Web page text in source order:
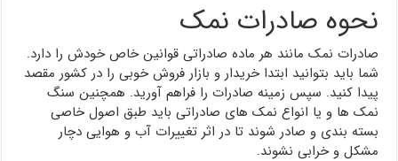
نحوه صادرات نمک
صادرات نمک مانند هر ماده صادراتی قوانین خاص خودش را دارد.
شما باید بتوانید ابتدا خریدار و بازار فروش خوبی را در کشور مقصد
پیدا کنید. سپس زمینه صادرات را فراهم آورید. همچنین سنگ
نمک ها و یا انواع نمک های صادراتی باید طبق اصول خاصی
بسته بندی و صادر شوند تا در اثر تغییرات آب و هوایی دچار
مشکل و خرابی نشوند.